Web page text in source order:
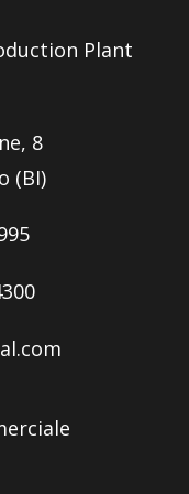
Plant
8
(BI)